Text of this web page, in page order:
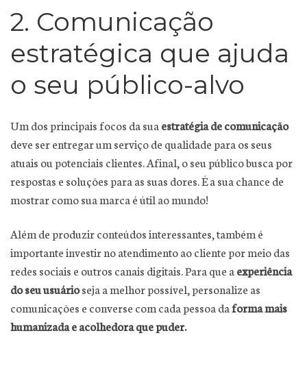
2. Comunicação
estratégica que ajuda
o seu público-alvo
Um dos principais focos da sua estratégia de comunicação
deve ser entregar um serviço de qualidade para os seus
atuais ou potenciais clientes. Afinal, o seu público busca por
respostas e soluções para as suas dores. É a sua chance de
mostrar como sua marca é útil ao mundo!
Além de produzir conteúdos interessantes, também é
importante investir no atendimento ao cliente por meio das
redes sociais e outros canais digitais. Para que a experiência
do seu usuárioseja a melhor possível, personalize as
comunicações e converse com cada pessoa daforma mais
humanizada e acolhedora que puder.